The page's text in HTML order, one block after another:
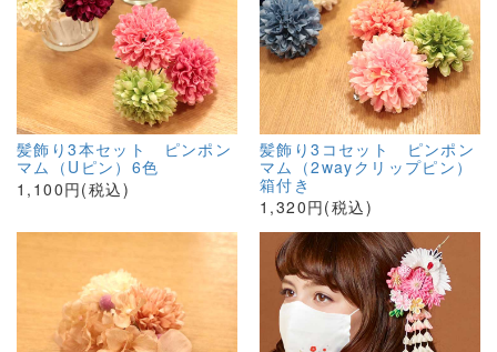
髪飾り3本セット ピンポン
マム（Uピン）6色
1,100円(税込)
髪飾り3コセット ピンポン
マム（2wayクリップピン）
箱付き
1,320円(税込)